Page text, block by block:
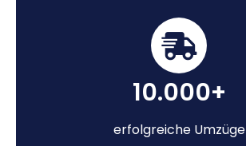
10.000+
erfolgreiche Umzüge